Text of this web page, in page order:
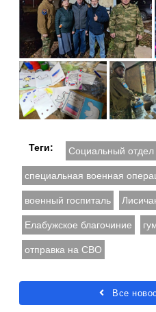
Теги: Социальный отдел
специальная военная
военный госпиталь
Елабужское благочиние
отправка на СВО
Все